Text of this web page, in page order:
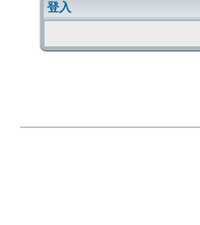
登入